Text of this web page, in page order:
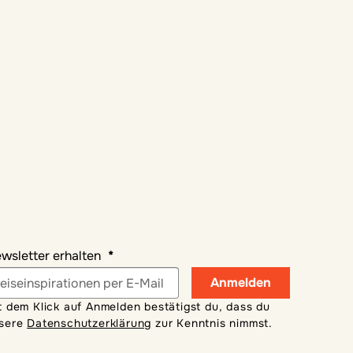
erhalten
Anmelden
dem Klick auf Anmelden bestätigst du, dass du
Datenschutzerklärung zur Kenntnis nimmst.